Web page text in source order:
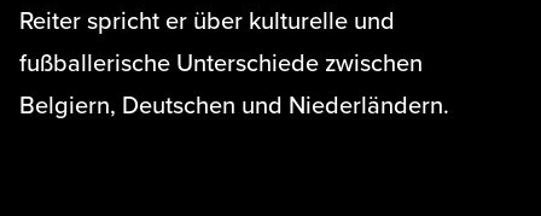
Reiter spricht er über kulturelle und
fußballerische Unterschiede zwischen
Belgiern, Deutschen und Niederländern.